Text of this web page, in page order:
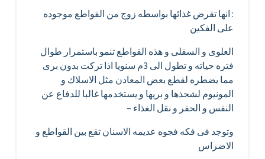
: انها تقرض غذائها بواسطه زوج من القواطع موجوده
على الفكين
العلوى و السفلى و هذه القواطع تنمو باستمرار طوال
فتره حياته و تطول الى 3م سنويا اذا تركت بدون برى
مما يضطره لقطع بعض المعادن مثل الاسلاك و
المونيوم لشحذها و بريها و يستخدمها غالبا للدفاع عن
النفس و الحفر و نقل الغذاء –
وتوجد فى فكه فجوه عديمه الاسنان تقع بين القواطع و
الاضراس